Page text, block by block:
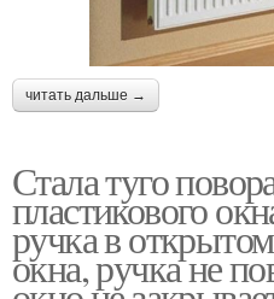
читать дальше →
Стала туго
пластикового
ручка в
окна, ручка не